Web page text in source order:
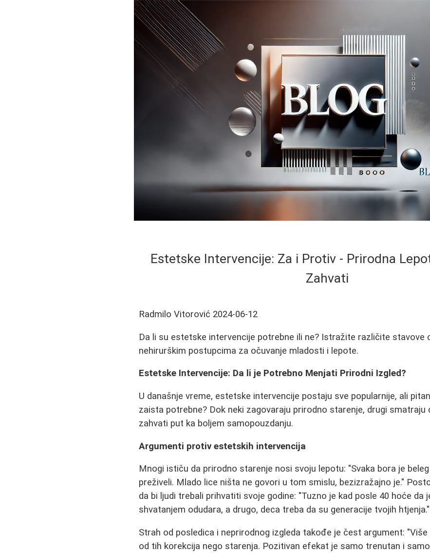
Estetske Intervencije: Za i Protiv - Prirodna
Zahvati
Radmilo Vitorović 2024-06-12
Da li su estetske intervencije potrebne ili ne? Istražite različite stavove
nehirurškim postupcima za očuvanje mladosti i lepote.
Estetske Intervencije: Da li je Potrebno Menjati Prirodni Izgled?
U današnje vreme, estetske intervencije postaju sve popularnije, ali
zaista potrebne? Dok neki zagovaraju prirodno starenje, drugi smatraju
zahvati put ka boljem samopouzdanju.
Argumenti protiv estetskih intervencija
Mnogi ističu da prirodno starenje nosi svoju lepotu: "Svaka bora je
preživeli. Mlado lice ništa ne govori u tom smislu, bezizražajno je."
da bi ljudi trebali prihvatiti svoje godine: "Tuzno je kad posle 40 hoće da
shvatanjem odudara, a drugo, deca treba da su generacije tvojih htjenja."
Strah od posledica i neprirodnog izgleda takođe je čest argument:
od tih korekcija nego starenja. Pozitivan efekat je samo trenutan i